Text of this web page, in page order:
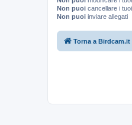
Non puoi cancellare i
Non puoi inviare allegati
Torna a Birdcam.it